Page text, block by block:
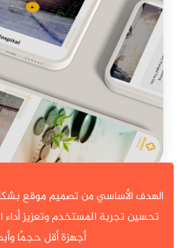
الهدف الأساسي من تصميم موقع
تحسين تجربة المستخدم وتعزيز
أجهزة أقل حجمًا